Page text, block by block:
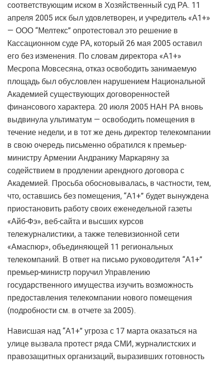
соответствующим иском в Хозяйственный суд РА. 11
апреля 2005 иск был удовлетворен, и учредитель «А1+»
— ООО “Мелтекс” опротестовал это решение в
Кассационном суде РА, который 26 мая 2005 оставил
его без изменения. По словам директора «А1+»
Месропа Мовсесяна, отказ освободить занимаемую
площадь был обусловлен нарушением Национальной
Академией существующих договоренностей
финансового характера. 20 июля 2005 НАН РА вновь
выдвинула ультиматум — освободить помещения в
течение недели, и в тот же день директор телекомпании
в свою очередь письменно обратился к премьер-
министру Армении Андранику Маркаряну за
содействием в продлении арендного договора с
Академией. Просьба обосновывалась, в частности, тем,
что, оставшись без помещения, “А1+” будет вынуждена
приостановить работу своих еженедельной газеты
«Айб-Фэ», веб-сайта и высших курсов
тележурналистики, а также телевизионной сети
«Амаспюр», объединяющей 11 региональных
телекомпаний. В ответ на письмо руководителя “А1+”
премьер-министр поручил Управлению
государственного имущества изучить возможность
предоставления телекомпании нового помещения
(подробности см. в отчете за 2005).
Нависшая над “А1+” угроза с 17 марта оказаться на
улице вызвала протест ряда СМИ, журналистских и
правозащитных организаций, выразивших готовность